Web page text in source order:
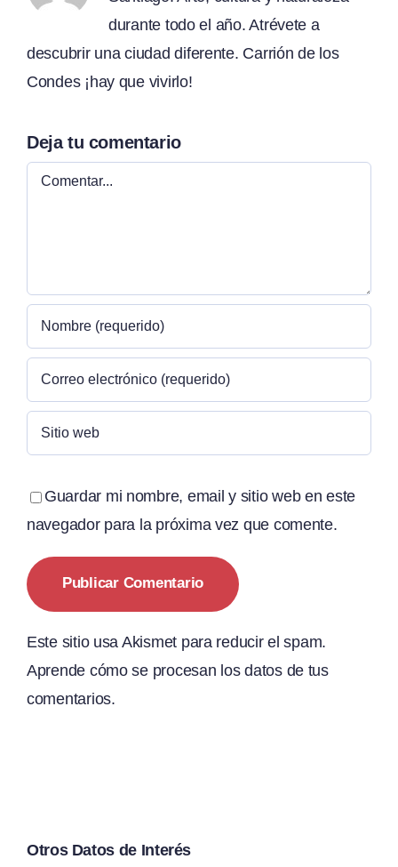
durante todo el año. Atrévete a
descubrir una ciudad diferente. Carrión de los
Condes ¡hay que vivirlo!
Deja tu comentario
Comentar
Guardar mi nombre, email y sitio web en este
navegador para la próxima vez que comente.
Este sitio usa Akismet para reducir el spam.
Aprende cómo se procesan los datos de tus
comentarios.
Otros Datos de Interés